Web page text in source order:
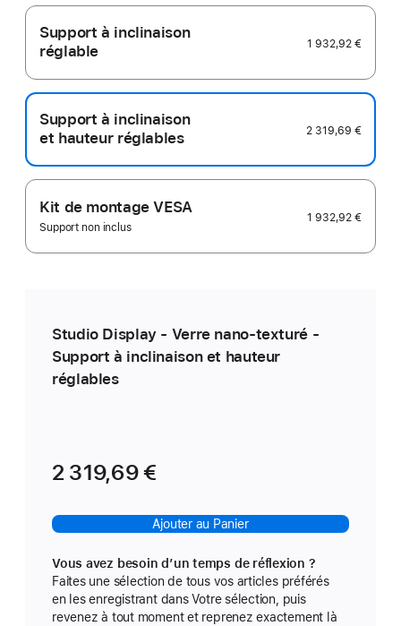
Support à inclinaison
réglable
1 932,92 €
Support à inclinaison
et hauteur réglables
2 319,69 €
Kit de montage VESA
Support non inclus
1 932,92 €
Studio Display - Verre nano‑texturé -
Support à inclinaison et hauteur
réglables
2 319,69 €
Ajouter au Panier
Vous avez besoin d’un temps de réflexion ?
Faites une sélection de tous vos articles préférés
en les enregistrant dans Votre sélection, puis
revenez à tout moment et reprenez exactement là